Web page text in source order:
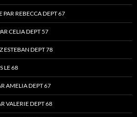
PAR REBECCA DEPT 67
CELIA DEPT 57
ESTEBAN DEPT 78
LE 68
AMELIA DEPT 67
VALERIE DEPT 68